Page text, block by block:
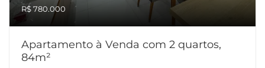
R$ 780.000
Apartamento à Venda com 2 quartos,
84m²